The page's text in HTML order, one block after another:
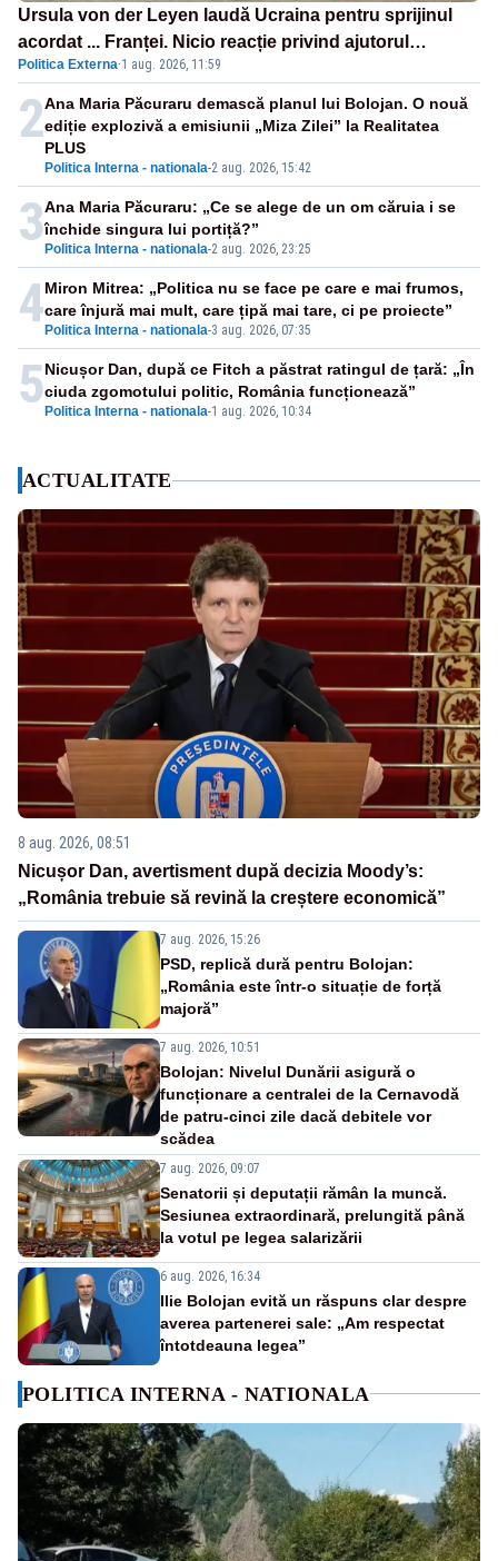
Ursula von der Leyen laudă Ucraina pentru sprijinul
acordat ... Franței. Nicio reacție privind ajutorul
energetic promis României
Politica Externa·1 aug. 2026, 11:59
2
Politica Interna - nationala-2 aug. 2026, 15:42
Ana Maria Păcuraru demască planul lui Bolojan. O nouă
ediție explozivă a emisiunii „Miza Zilei” la Realitatea
PLUS
3 Politica Interna - nationala-2 aug. 2026, 23:25
Ana Maria Păcuraru: „Ce se alege de un om căruia i se
închide singura lui portiță?”
4 Politica Interna - nationala-3 aug. 2026, 07:35
Miron Mitrea: „Politica nu se face pe care e mai frumos,
care înjură mai mult, care țipă mai tare, ci pe proiecte”
5 Politica Interna - nationala-1 aug. 2026, 10:34
Nicușor Dan, după ce Fitch a păstrat ratingul de țară: „În
ciuda zgomotului politic, România funcționează”
ACTUALITATE
8 aug. 2026, 08:51
Nicușor Dan, avertisment după decizia Moody’s:
„România trebuie să revină la creștere economică”
7 aug. 2026, 15:26
PSD, replică dură pentru Bolojan:
„România este într-o situație de forță
majoră”
7 aug. 2026, 10:51
Bolojan: Nivelul Dunării asigură o
funcționare a centralei de la Cernavodă
de patru-cinci zile dacă debitele vor
scădea
7 aug. 2026, 09:07
Senatorii și deputații rămân la muncă.
Sesiunea extraordinară, prelungită până
la votul pe legea salarizării
6 aug. 2026, 16:34
Ilie Bolojan evită un răspuns clar despre
averea partenerei sale: „Am respectat
întotdeauna legea”
POLITICA INTERNA - NATIONALA